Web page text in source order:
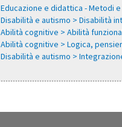
Educazione e didattica - Metodi
Disabilità e autismo > Disabilità
Abilità cognitive > Abilità
Abilità cognitive > Logica,
Disabilità e autismo >